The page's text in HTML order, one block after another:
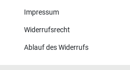
Impressum
Widerrufsrecht
Ablauf des Widerrufs